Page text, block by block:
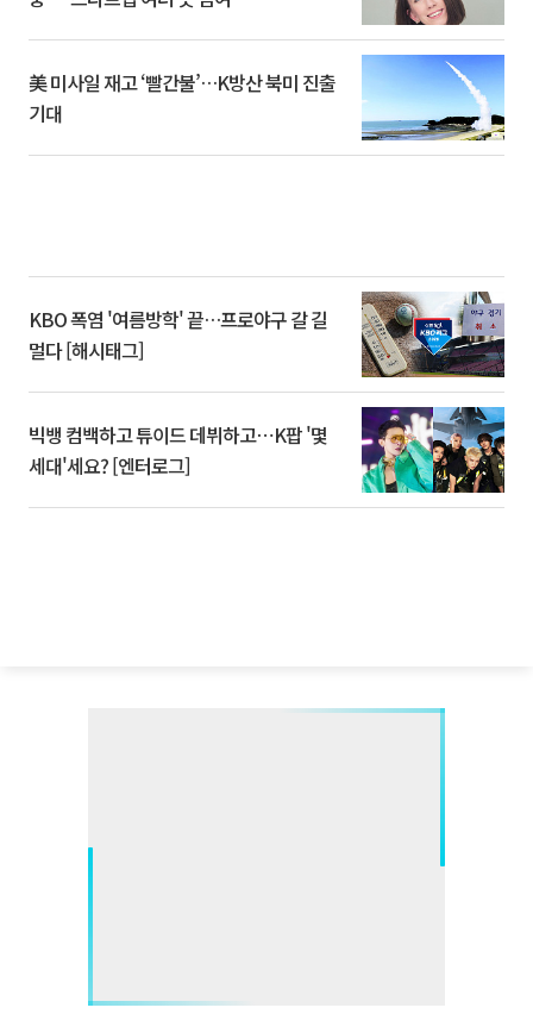
美 미사일 재고 ‘빨간불’…K방산 북미 진출
기대
KBO 폭염 '여름방학' 끝…프로야구 갈 길
멀다 [해시태그]
빅뱅 컴백하고 튜이드 데뷔하고⋯K팝 '몇
세대'세요? [엔터로그]